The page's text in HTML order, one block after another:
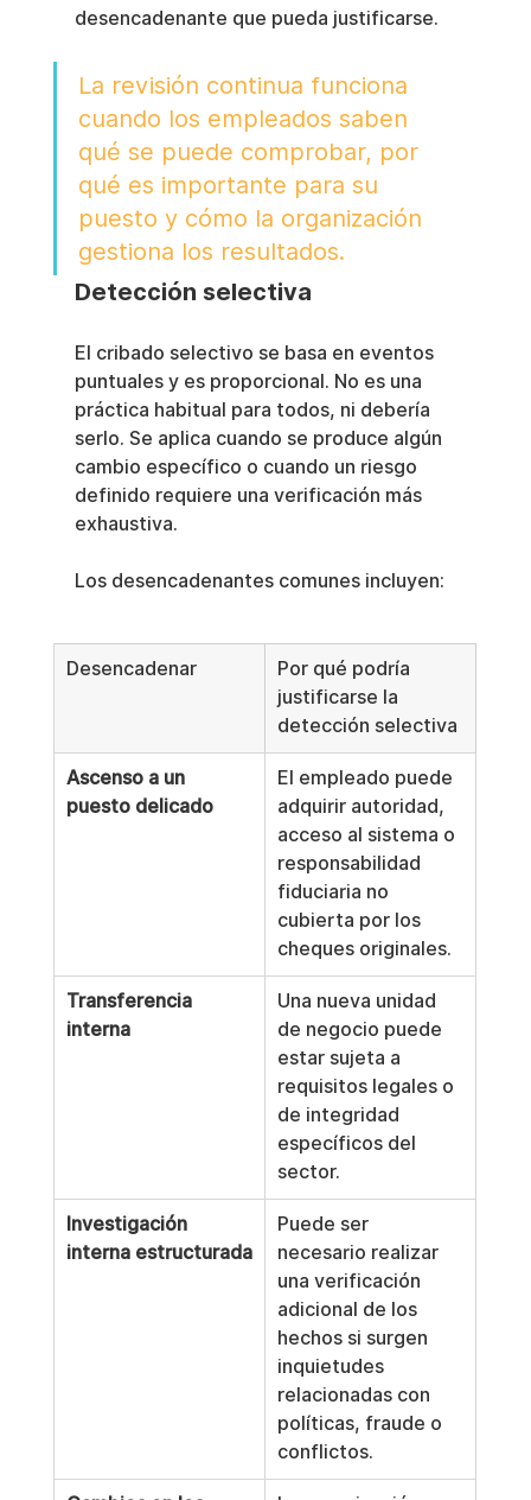
desencadenante que pueda justificarse.
La revisión continua funciona
cuando los empleados saben
qué se puede comprobar, por
qué es importante para su
puesto y cómo la organización
gestiona los resultados.
Detección selectiva
El cribado selectivo se basa en eventos
puntuales y es proporcional. No es una
práctica habitual para todos, ni debería
serlo. Se aplica cuando se produce algún
cambio específico o cuando un riesgo
definido requiere una verificación más
exhaustiva.
Los desencadenantes comunes incluyen:
Desencadenar
Por qué podría
justificarse la
detección selectiva
Ascenso a un
puesto delicado
El empleado puede
adquirir autoridad,
acceso al sistema o
responsabilidad
fiduciaria no
cubierta por los
cheques originales.
Transferencia
interna
Una nueva unidad
de negocio puede
estar sujeta a
requisitos legales o
de integridad
específicos del
sector.
Investigación
interna estructurada
Puede ser
necesario realizar
una verificación
adicional de los
hechos si surgen
inquietudes
relacionadas con
políticas, fraude o
conflictos.